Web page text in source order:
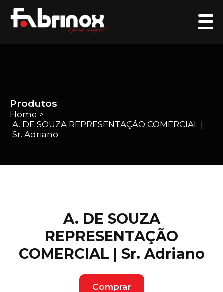
Produtos
Home >
A. DE SOUZA REPRESENTAÇÃO COMERCIAL |
Sr. Adriano
A. DE SOUZA
REPRESENTAÇÃO
COMERCIAL | Sr. Adriano
Comprar